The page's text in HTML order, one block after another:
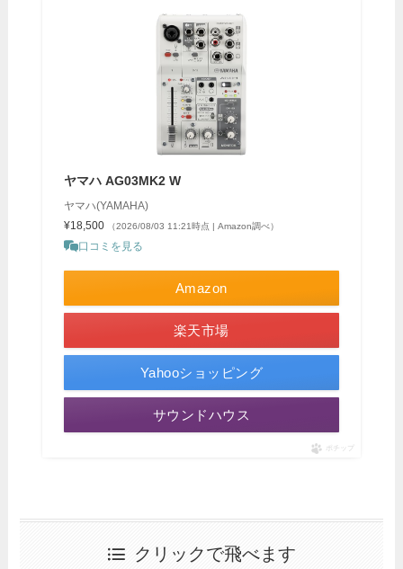
ヤマハ AG03MK2 W
ヤマハ(YAMAHA)
¥18,500
（2026/08/03 11:21時点 | Amazon調べ）
口コミを見る
Amazon
楽天市場
Yahooショッピング
サウンドハウス
ポチップ
クリックで飛べます